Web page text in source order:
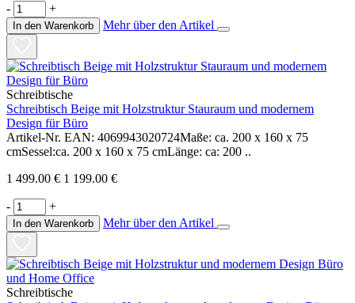
- +
In den Warenkorb Mehr über den Artikel
Schreibtische
Schreibtisch Beige mit Holzstruktur Stauraum und modernem
Design für Büro
Artikel-Nr. EAN: 4069943020724Maße: ca. 200 x 160 x 75
cmSessel:ca. 200 x 160 x 75 cmLänge: ca: 200 ..
1 499.00 € 1 199.00 €
- +
In den Warenkorb Mehr über den Artikel
Schreibtische